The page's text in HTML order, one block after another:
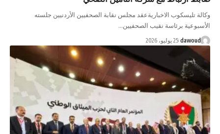
وكالة تليسكوب الاخباريةعقد مجلس نقابة الصحفيين الأردنيين جلسته
الأسبوعية برئاسة نقيب الصحفيين…
dawoud 25 يوليو، 2026